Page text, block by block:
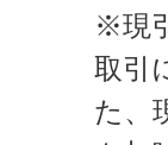
※現
取引
た、